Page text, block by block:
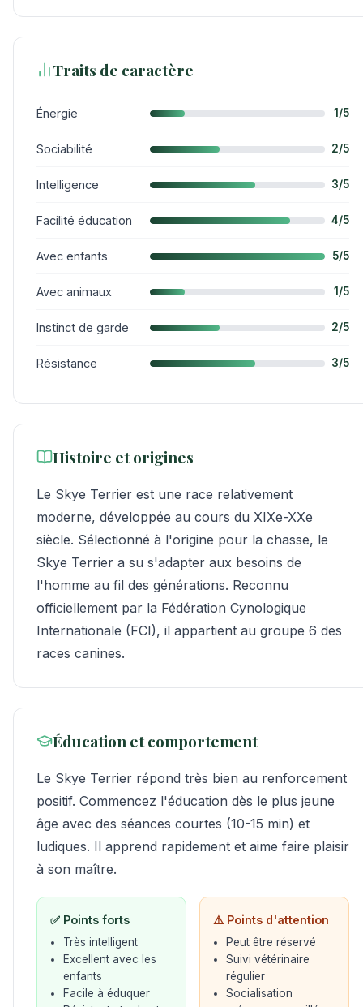
Traits de caractère
Énergie 1/5
Sociabilité 2/5
Intelligence 3/5
Facilité éducation 4/5
Avec enfants 5/5
Avec animaux 1/5
Instinct de garde 2/5
Résistance 3/5
Histoire et origines
Le Skye Terrier est une race relativement
moderne, développée au cours du XIXe-XXe
siècle. Sélectionné à l'origine pour la chasse, le
Skye Terrier a su s'adapter aux besoins de
l'homme au fil des générations. Reconnu
officiellement par la Fédération Cynologique
Internationale (FCI), il appartient au groupe 6 des
races canines.
Éducation et comportement
Le Skye Terrier répond très bien au renforcement
positif. Commencez l'éducation dès le plus jeune
âge avec des séances courtes (10-15 min) et
ludiques. Il apprend rapidement et aime faire plaisir
à son maître.
✅ Points forts
Très intelligent
Excellent avec les
enfants
Facile à éduquer
⚠️ Points d'attention
Peut être réservé
Suivi vétérinaire
régulier
Socialisation